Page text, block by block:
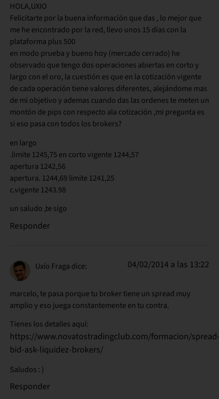
HOLA,UXIO
Felicitarte por la buena información que das , lo mejor que
me he encontrado por la red, llevo unos 15 días con la
plataforma plus 500
en modo prueba y bueno hoy (mercado cerrado) he
observado que tengo dos operaciones abiertas en corto y
largo con el oro, la cuestión es que en la cotización vigente
de cada operación tiene valores diferentes, alejándome mas
de mi objetivo y ademas cuando das las ordenes te meten un
montón de pips con respecto ala cotización ,mi pregunta es
si eso pasa con todos los brokers?
en largo
.limite 1245,75 en corto vigente 1244,57
apertura 1242,56
apertura. 1244,69 limite 1241,25
c.vigente 1243.98
un saludo ,te sigo
Responder
Uxío Fraga dice: 04/02/2014 a las 13:22
marcelo, te pasa porque tu broker tiene un spread muy
amplio y eso juega constantemente en tu contra.
Tienes los detalles aquí:
https://www.novatostradingclub.com/formacion/
bid-ask-liquidez-brokers/
Saludos : )
Responder